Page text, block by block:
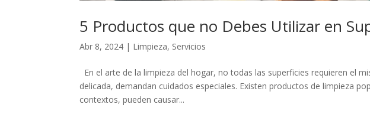
5 Productos que no Debes Utilizar en
Abr 8, 2024 | Limpieza, Servicios
En el arte de la limpieza del hogar, no todas las superficies requieren el
delicada, demandan cuidados especiales. Existen productos de limpieza
contextos, pueden causar...